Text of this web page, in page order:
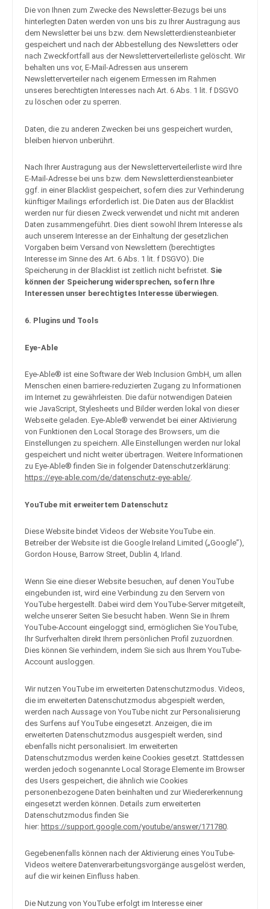
Die von Ihnen zum Zwecke des Newsletter-Bezugs bei uns
hinterlegten Daten werden von uns bis zu Ihrer Austragung aus
dem Newsletter bei uns bzw. dem Newsletterdiensteanbieter
gespeichert und nach der Abbestellung des Newsletters oder
nach Zweckfortfall aus der Newsletterverteilerliste gelöscht. Wir
behalten uns vor, E-Mail-Adressen aus unserem
Newsletterverteiler nach eigenem Ermessen im Rahmen
unseres berechtigten Interesses nach Art. 6 Abs. 1 lit. f DSGVO
zu löschen oder zu sperren.
Daten, die zu anderen Zwecken bei uns gespeichert wurden,
bleiben hiervon unberührt.
Nach Ihrer Austragung aus der Newsletterverteilerliste wird Ihre
E-Mail-Adresse bei uns bzw. dem Newsletterdiensteanbieter
ggf. in einer Blacklist gespeichert, sofern dies zur Verhinderung
künftiger Mailings erforderlich ist. Die Daten aus der Blacklist
werden nur für diesen Zweck verwendet und nicht mit anderen
Daten zusammengeführt. Dies dient sowohl Ihrem Interesse als
auch unserem Interesse an der Einhaltung der gesetzlichen
Vorgaben beim Versand von Newslettern (berechtigtes
Interesse im Sinne des Art. 6 Abs. 1 lit. f DSGVO). Die
Speicherung in der Blacklist ist zeitlich nicht befristet. Sie
können der Speicherung widersprechen, sofern Ihre
Interessen unser berechtigtes Interesse überwiegen.
6. Plugins und Tools
Eye-Able
Eye-Able® ist eine Software der Web Inclusion GmbH, um allen
Menschen einen barriere-reduzierten Zugang zu Informationen
im Internet zu gewährleisten. Die dafür notwendigen Dateien
wie JavaScript, Stylesheets und Bilder werden lokal von dieser
Webseite geladen. Eye-Able® verwendet bei einer Aktivierung
von Funktionen den Local Storage des Browsers, um die
Einstellungen zu speichern. Alle Einstellungen werden nur lokal
gespeichert und nicht weiter übertragen. Weitere Informationen
zu Eye-Able® finden Sie in folgender Datenschutzerklärung:
https://eye-able.com/de/datenschutz-eye-able/.
YouTube mit erweitertem Datenschutz
Diese Website bindet Videos der Website YouTube ein.
Betreiber der Website ist die Google Ireland Limited („Google”),
Gordon House, Barrow Street, Dublin 4, Irland.
Wenn Sie eine dieser Website besuchen, auf denen YouTube
eingebunden ist, wird eine Verbindung zu den Servern von
YouTube hergestellt. Dabei wird dem YouTube-Server mitgeteilt,
welche unserer Seiten Sie besucht haben. Wenn Sie in Ihrem
YouTube-Account eingeloggt sind, ermöglichen Sie YouTube,
Ihr Surfverhalten direkt Ihrem persönlichen Profil zuzuordnen.
Dies können Sie verhindern, indem Sie sich aus Ihrem YouTube-
Account ausloggen.
Wir nutzen YouTube im erweiterten Datenschutzmodus. Videos,
die im erweiterten Datenschutzmodus abgespielt werden,
werden nach Aussage von YouTube nicht zur Personalisierung
des Surfens auf YouTube eingesetzt. Anzeigen, die im
erweiterten Datenschutzmodus ausgespielt werden, sind
ebenfalls nicht personalisiert. Im erweiterten
Datenschutzmodus werden keine Cookies gesetzt. Stattdessen
werden jedoch sogenannte Local Storage Elemente im Browser
des Users gespeichert, die ähnlich wie Cookies
personenbezogene Daten beinhalten und zur Wiedererkennung
eingesetzt werden können. Details zum erweiterten
Datenschutzmodus finden Sie
hier: https://support.google.com/youtube/answer/171780
Gegebenenfalls können nach der Aktivierung eines YouTube-
Videos weitere Datenverarbeitungsvorgänge ausgelöst werden,
auf die wir keinen Einfluss haben.
Die Nutzung von YouTube erfolgt im Interesse einer